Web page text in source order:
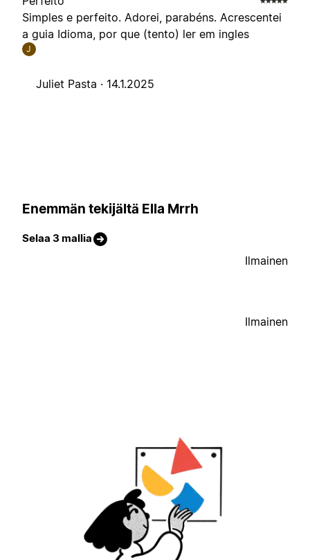
Simples e perfeito. Adorei, parabéns. Acrescentei
a guia Idioma, por que (tento) ler em ingles
J
Juliet Pasta · 14.1.2025
Enemmän tekijältä Ella Mrrh
Selaa 3 mallia
Ilmainen
Ilmainen